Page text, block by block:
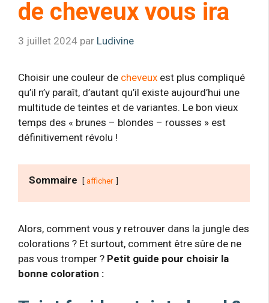
de cheveux vous ira
3 juillet 2024 par Ludivine
Choisir une couleur de cheveux est plus compliqué
qu’il n’y paraît, d’autant qu’il existe aujourd’hui une
multitude de teintes et de variantes. Le bon vieux
temps des « brunes – blondes – rousses » est
définitivement révolu !
Sommaire afficher
Alors, comment vous y retrouver dans la jungle des
colorations ? Et surtout, comment être sûre de ne
pas vous tromper ? Petit guide pour choisir la
bonne coloration :